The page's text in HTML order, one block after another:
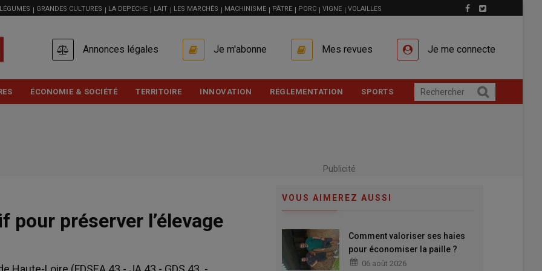
GRANDES CULTURES LA DEPECHE LAIT LES MARCHÉS MACHINISME PÂTRE PORC VIGNE VOLAILLES
ACCOUNT
Annonces légales Je m'abonne Mes revues Je me connecte
ÉCONOMIE & SOCIÉTÉ TERRITOIRE INNOVATION RÉGLEMENTATION SPORTS
Publicité
pour préserver l’élevage
VOUS AIMEREZ AUSSI
Comment valoriser ses haies
pour économiser la paille ?
06 août 2026